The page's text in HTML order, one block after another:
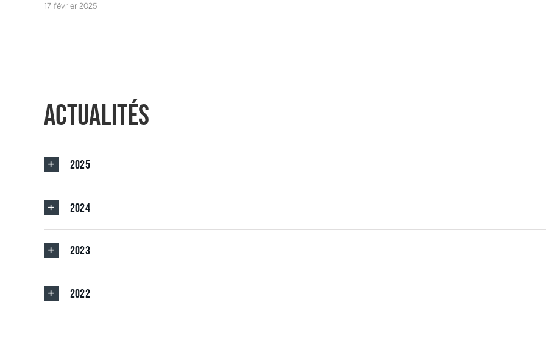
17 février 2025
Actualités
2025
2024
2023
2022